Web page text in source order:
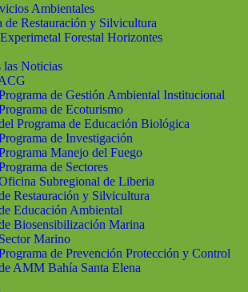
Ambientales
de Restauración y Silvicultura
Forestal Horizontes
las Noticias
de Gestión Ambiental Institucional
de Ecoturismo
Programa de Educación Biológica
de Investigación
Manejo del Fuego
de Sectores
Subregional de Liberia
Restauración y Silvicultura
Educación Ambiental
Biosensibilización Marina
Marino
de Prevención Protección y Control
AMM Bahía Santa Elena